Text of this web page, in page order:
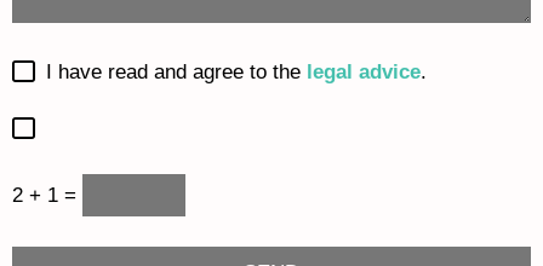
I have read and agree to the legal advice.
2 + 1 =